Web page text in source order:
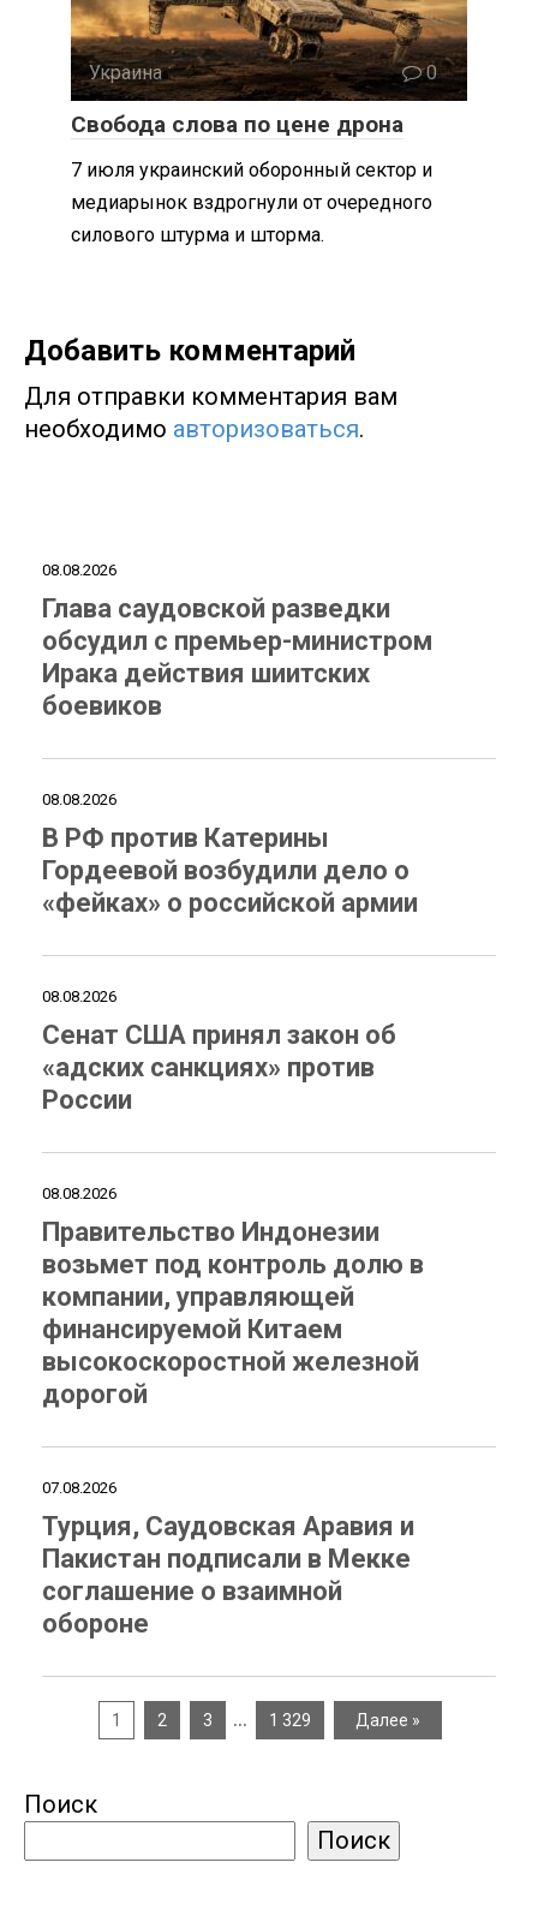
Украина 0
Свобода слова по цене дрона
7 июля украинский оборонный сектор и
медиарынок вздрогнули от очередного
силового штурма и шторма.
Добавить комментарий
Для отправки комментария вам
необходимо авторизоваться.
08.08.2026
Глава саудовской разведки
обсудил с премьер-министром
Ирака действия шиитских
боевиков
08.08.2026
В РФ против Катерины
Гордеевой возбудили дело о
«фейках» о российской армии
08.08.2026
Сенат США принял закон об
«адских санкциях» против
России
08.08.2026
Правительство Индонезии
возьмет под контроль долю в
компании, управляющей
финансируемой Китаем
высокоскоростной железной
дорогой
07.08.2026
Турция, Саудовская Аравия и
Пакистан подписали в Мекке
соглашение о взаимной
обороне
1 2 3 … 1 329 Далее »
Поиск
Поиск